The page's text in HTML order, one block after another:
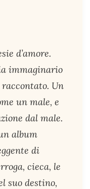
d’amore.
immaginario
raccontato. Un
un male, e
dal male.
album
di
cieca, le
suo destino,